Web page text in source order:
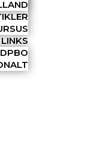
LINKS